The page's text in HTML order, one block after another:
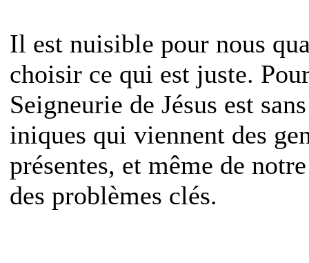
Il est nuisible pour nous
choisir ce qui est juste.
Seigneurie de Jésus est
iniques qui viennent des
présentes, et même de
des problèmes clés.